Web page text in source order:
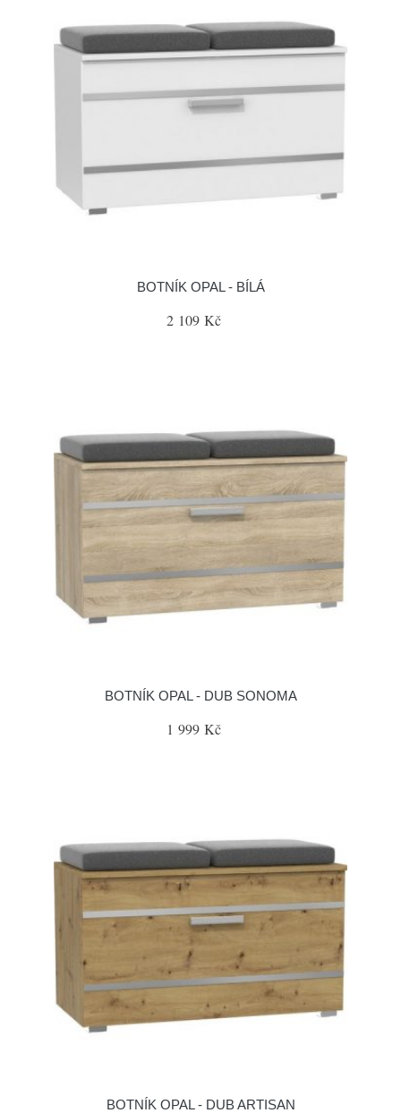
BOTNÍK OPAL - BÍLÁ
2 109 Kč
BOTNÍK OPAL - DUB SONOMA
1 999 Kč
BOTNÍK OPAL - DUB ARTISAN